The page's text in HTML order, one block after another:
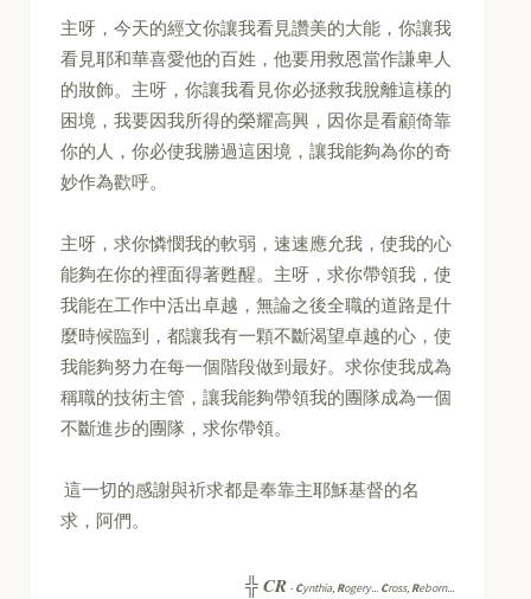
主呀，今天的經文你讓我看見讚美的大能，你讓我
看見耶和華喜愛他的百姓，他要用救恩當作謙卑人
的妝飾。主呀，你讓我看見你必拯救我脫離這樣的
困境，我要因我所得的榮耀高興，因你是看顧倚靠
你的人，你必使我勝過這困境，讓我能夠為你的奇
妙作為歡呼。
主呀，求你憐憫我的軟弱，速速應允我，使我的心
能夠在你的裡面得著甦醒。主呀，求你帶領我，使
我能在工作中活出卓越，無論之後全職的道路是什
麼時候臨到，都讓我有一顆不斷渴望卓越的心，使
我能夠努力在每一個階段做到最好。求你使我成為
稱職的技術主管，讓我能夠帶領我的團隊成為一個
不斷進步的團隊，求你帶領。
這一切的感謝與祈求都是奉靠主耶穌基督的名
求，阿們。
╬CR -Cynthia, Rogery... Cross, Reborn...